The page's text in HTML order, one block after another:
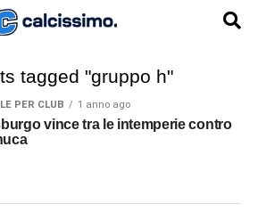
tagged "gruppo h"
PER CLUB 1 anno ago
vince tra le intemperie contro